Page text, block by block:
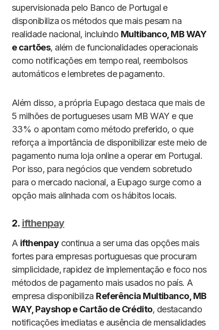
supervisionada pelo Banco de Portugal e
disponibiliza os métodos que mais pesam na
realidade nacional, incluindo Multibanco, MB WAY
e cartões, além de funcionalidades operacionais
como notificações em tempo real, reembolsos
automáticos e lembretes de pagamento.
Além disso, a própria Eupago destaca que mais de
5 milhões de portugueses usam MB WAY e que
33% o apontam como método preferido, o que
reforça a importância de disponibilizar este meio de
pagamento numa loja online a operar em Portugal.
Por isso, para negócios que vendem sobretudo
para o mercado nacional, a Eupago surge como a
opção mais alinhada com os hábitos locais.
2. ifthenpay
A ifthenpaycontinua a ser uma das opções mais
fortes para empresas portuguesas que procuram
simplicidade, rapidez de implementação e foco nos
métodos de pagamento mais usados no país. A
empresa disponibiliza Referência Multibanco, MB
WAY, Payshop e Cartão de Crédito, destacando
notificações imediatas e ausência de mensalidades